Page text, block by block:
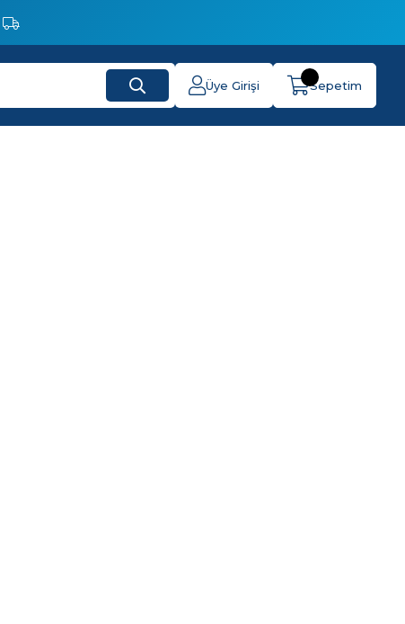
Üye Girişi Sepetim